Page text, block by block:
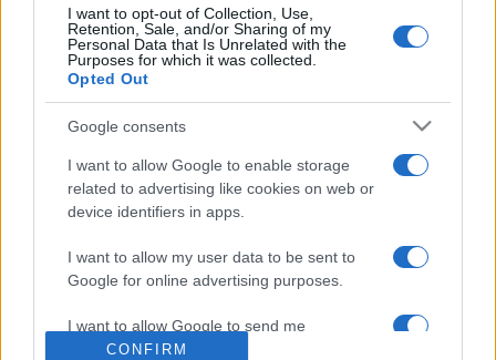
I want to opt-out of Collection, Use,
Retention, Sale, and/or Sharing of my
Personal Data that Is Unrelated with the
Purposes for which it was collected.
Opted Out
Google consents
I want to allow Google to enable storage
related to advertising like cookies on web or
device identifiers in apps.
I want to allow my user data to be sent to
Google for online advertising purposes.
I want to allow Google to send me
personalized advertising.
CONFIRM
küldésével, azt elérte a vegyes házasságok és a
karrierlehetőségek ügyes irányításával: Magyarországon a
katolikus maradt a legerősebb felekezet.
MEGOSZTÁS